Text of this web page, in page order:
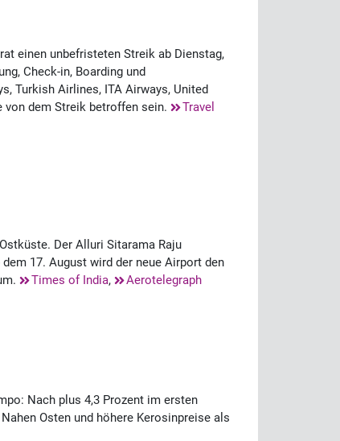
einen unbefristeten Streik ab Dienstag,
Check-in, Boarding und
Turkish Airlines, ITA Airways, United
dem Streik betroffen sein.
Travel
Der Alluri Sitarama Raju
17. August wird der neue Airport den
Times of India, Aerotelegraph
Nach plus 4,3 Prozent im ersten
Osten und höhere Kerosinpreise als